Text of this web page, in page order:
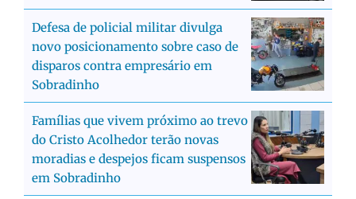
Defesa de policial militar divulga
novo posicionamento sobre caso de
disparos contra empresário em
Sobradinho
Famílias que vivem próximo ao trevo
do Cristo Acolhedor terão novas
moradias e despejos ficam suspensos
em Sobradinho